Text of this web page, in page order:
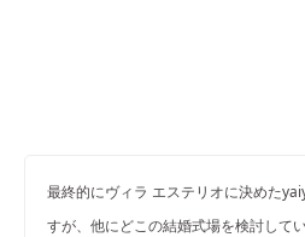
最終的にヴィラ エステリオに決めた
すが、他にどこの結婚式場を検討して